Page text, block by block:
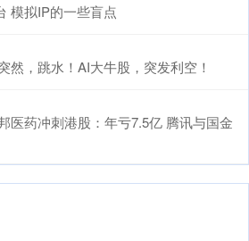
模拟IP的一些盲点
然，跳水！AI大牛股，突发利空！
医药冲刺港股：年亏7.5亿 腾讯与国金